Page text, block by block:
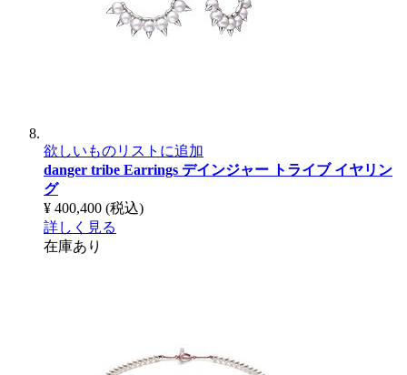
欲しいものリストに追加
danger tribe Earrings デインジャー トライブ イヤリン
グ
¥ 400,400 (税込)
詳しく見る
在庫あり